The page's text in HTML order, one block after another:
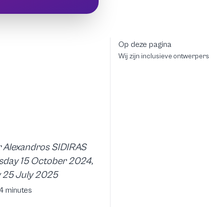
SIDIRAS
15 October 2024,
25 July 2025
minutes
Op deze pagina
Wij zijn inclusieve ontwerpers